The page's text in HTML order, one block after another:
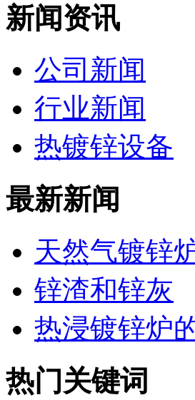
新闻资讯
公司新闻
行业新闻
热镀锌设备
最新新闻
天然气镀锌
锌渣和锌灰
热浸镀锌炉
热门关键词